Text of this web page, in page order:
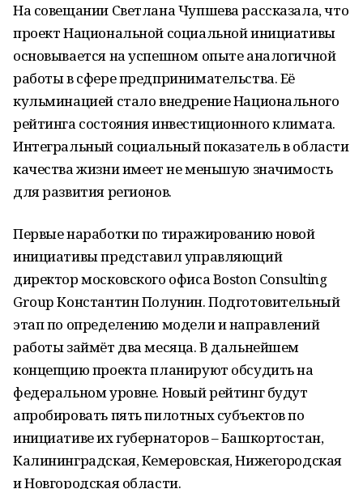
На совещании Светлана Чупшева рассказала, что
проект Национальной социальной инициативы
основывается на успешном опыте аналогичной
работы в сфере предпринимательства. Её
кульминацией стало внедрение Национального
рейтинга состояния инвестиционного климата.
Интегральный социальный показатель в области
качества жизни имеет не меньшую значимость
для развития регионов.
Первые наработки по тиражированию новой
инициативы представил управляющий
директор московского офиса Boston Consulting
Group Константин Полунин. Подготовительный
этап по определению модели и направлений
работы займёт два месяца. В дальнейшем
концепцию проекта планируют обсудить на
федеральном уровне. Новый рейтинг будут
апробировать пять пилотных субъектов по
инициативе их губернаторов – Башкортостан,
Калининградская, Кемеровская, Нижегородская
и Новгородская области.